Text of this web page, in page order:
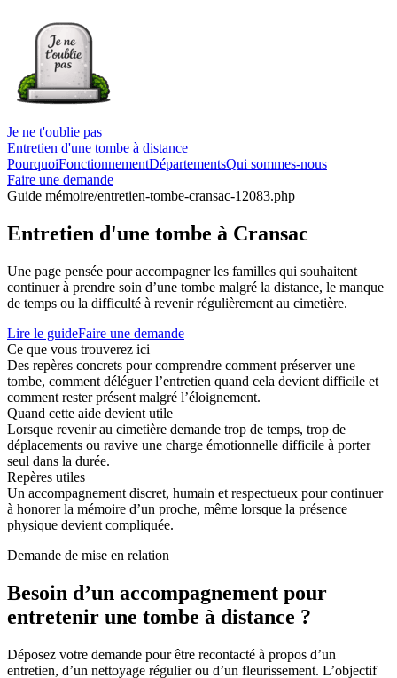
Je ne t'oublie pas
Entretien d'une tombe à distance
PourquoiFonctionnementDépartementsQui sommes-nous
Faire une demande
Guide mémoire/entretien-tombe-cransac-12083.php
Entretien d'une tombe à Cransac
Une page pensée pour accompagner les familles qui souhaitent
continuer à prendre soin d’une tombe malgré la distance, le manque
de temps ou la difficulté à revenir régulièrement au cimetière.
Lire le guideFaire une demande
Ce que vous trouverez ici
Des repères concrets pour comprendre comment préserver une
tombe, comment déléguer l’entretien quand cela devient difficile et
comment rester présent malgré l’éloignement.
Quand cette aide devient utile
Lorsque revenir au cimetière demande trop de temps, trop de
déplacements ou ravive une charge émotionnelle difficile à porter
seul dans la durée.
Repères utiles
Un accompagnement discret, humain et respectueux pour continuer
à honorer la mémoire d’un proche, même lorsque la présence
physique devient compliquée.
Demande de mise en relation
Besoin d’un accompagnement pour
entretenir une tombe à distance ?
Déposez votre demande pour être recontacté à propos d’un
entretien, d’un nettoyage régulier ou d’un fleurissement. L’objectif